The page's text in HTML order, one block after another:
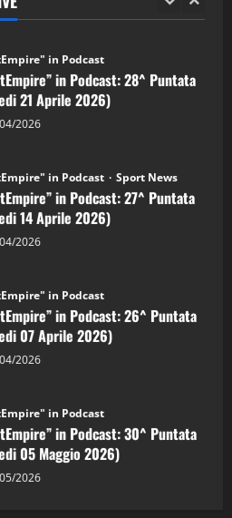
in Podcast
in Podcast: 28^ Puntata
21 Aprile 2026)
2026
in Podcast Sport News
in Podcast: 27^ Puntata
14 Aprile 2026)
2026
in Podcast
in Podcast: 26^ Puntata
07 Aprile 2026)
2026
in Podcast
in Podcast: 30^ Puntata
05 Maggio 2026)
2026